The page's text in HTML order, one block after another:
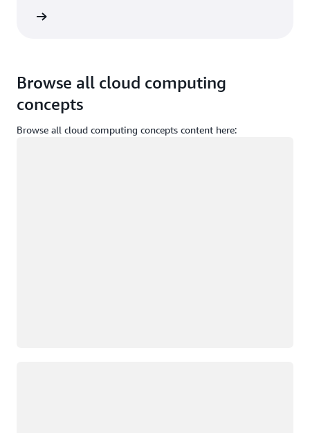
Browse all cloud computing
concepts
Browse all cloud computing concepts content here: